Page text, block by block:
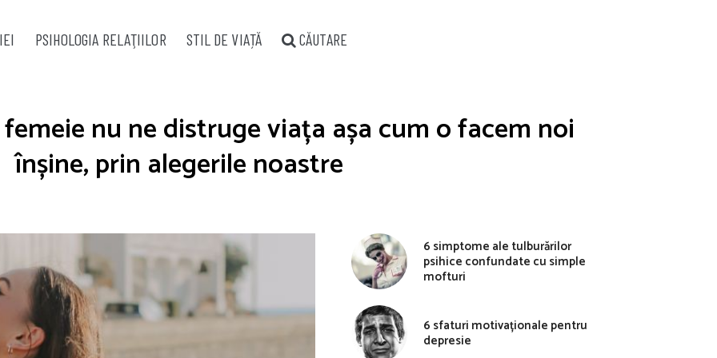
PSIHOLOGIA RELAŢIILOR STIL DE VIAȚĂ CĂUTARE
nu ne distruge viața așa cum o facem noi
înșine, prin alegerile noastre
6 simptome ale tulburărilor
psihice confundate cu simple
mofturi
6 sfaturi motivaționale pentru
depresie